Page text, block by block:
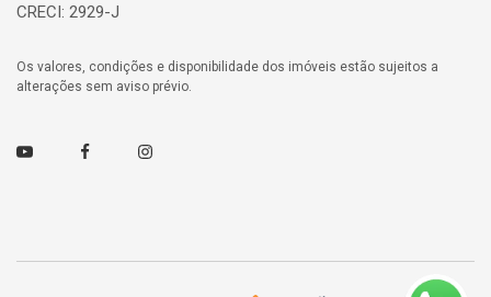
CRECI: 2929-J
Os valores, condições e disponibilidade dos imóveis estão sujeitos a
alterações sem aviso prévio.
Youtube FacebookInstagram